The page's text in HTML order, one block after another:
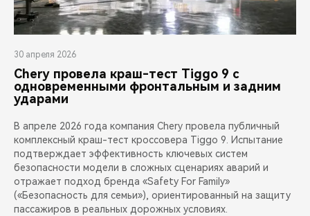
30 апреля 2026
Chery провела краш-тест Tiggo 9 с
одновременными фронтальным и задним
ударами
В апреле 2026 года компания Chery провела публичный
комплексный краш-тест кроссовера Tiggo 9. Испытание
подтверждает эффективность ключевых систем
безопасности модели в сложных сценариях аварий и
отражает подход бренда «Safety For Family»
(«Безопасность для семьи»), ориентированный на защиту
пассажиров в реальных дорожных условиях.